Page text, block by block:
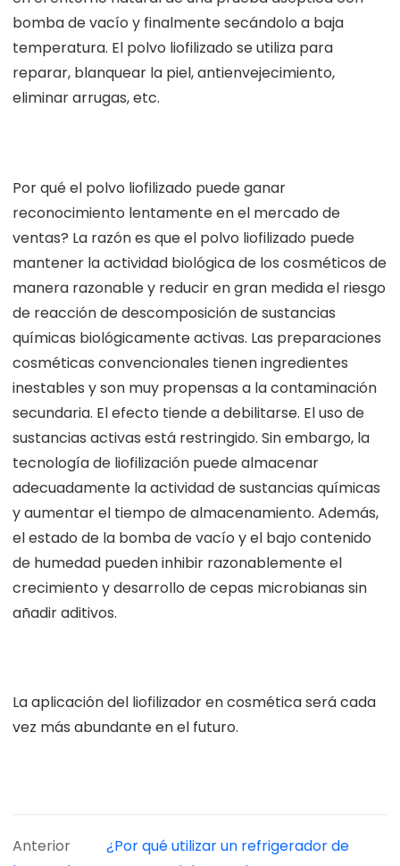
bomba de vacío y finalmente secándolo a baja
temperatura. El polvo liofilizado se utiliza para
reparar, blanquear la piel, antienvejecimiento,
eliminar arrugas, etc.
Por qué el polvo liofilizado puede ganar
reconocimiento lentamente en el mercado de
ventas? La razón es que el polvo liofilizado puede
mantener la actividad biológica de los cosméticos de
manera razonable y reducir en gran medida el riesgo
de reacción de descomposición de sustancias
químicas biológicamente activas. Las preparaciones
cosméticas convencionales tienen ingredientes
inestables y son muy propensas a la contaminación
secundaria. El efecto tiende a debilitarse. El uso de
sustancias activas está restringido. Sin embargo, la
tecnología de liofilización puede almacenar
adecuadamente la actividad de sustancias químicas
y aumentar el tiempo de almacenamiento. Además,
el estado de la bomba de vacío y el bajo contenido
de humedad pueden inhibir razonablemente el
crecimiento y desarrollo de cepas microbianas sin
añadir aditivos.
La aplicación del liofilizador en cosmética será cada
vez más abundante en el futuro.
Anterior
¿Por qué utilizar un refrigerador de